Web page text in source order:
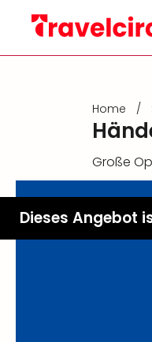
Home /
Große
Dieses Angebot